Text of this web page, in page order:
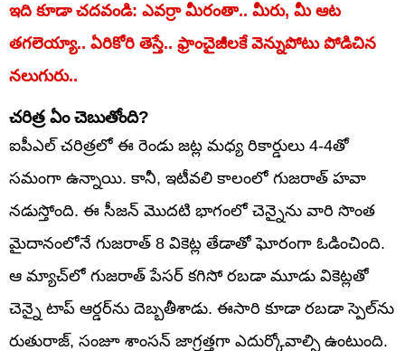
ఇది కూడా చదవండి: ఎవర్రా మీరంతా.. మీరు, మీ ఆట
తగలెయ్యా.. ఏరికోరి తెస్తే.. ఫ్రాంచైజీలకే వెన్నుపోటు పోడిచిన
నలుగురు..
చరిత్ర ఏం చెబుతోంది?
ఐపీఎల్ చరిత్రలో ఈ రెండు జట్ల మధ్య రికార్డులు 4-4తో
సమంగా ఉన్నాయి. కానీ, ఇటీవలి కాలంలో గుజరాత్ హవా
నడుస్తోంది. ఈ సీజన్ మొదటి భాగంలో చెన్నైను వారి సొంత
మైదానంలోనే గుజరాత్ 8 వికెట్ల తేడాతో ఘోరంగా ఓడించింది.
ఆ మ్యాచ్‌లో గుజరాత్ పేసర్ కగిసో రబడా మూడు వికెట్లతో
చెన్నై టాప్ ఆర్డర్‌ను దెబ్బతీశాడు. ఈసారి కూడా రబడా స్పెల్‌ను
రుతురాజ్, సంజూ శాంసన్ జాగ్రత్తగా ఎదుర్కోవాల్సి ఉంటుంది.